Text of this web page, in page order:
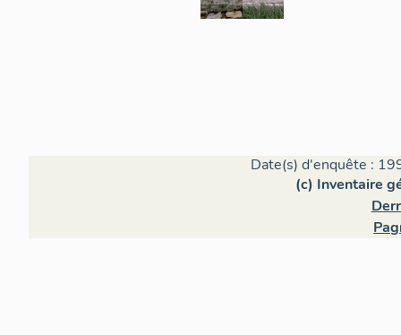
Date(s) d'enquête :
(c) Inventaire